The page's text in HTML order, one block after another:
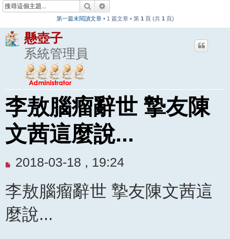
搜尋
第一篇未閱讀文章• 1 篇文章 • 第 1 頁 (共 1 頁)
懸壺子
系統管理員
李敖腦瘤辭世 摯友陳
文茜這麼說...
未
讀
文
章
2018-03-18 , 19:24
李敖腦瘤辭世 摯友陳文茜這
麼說...